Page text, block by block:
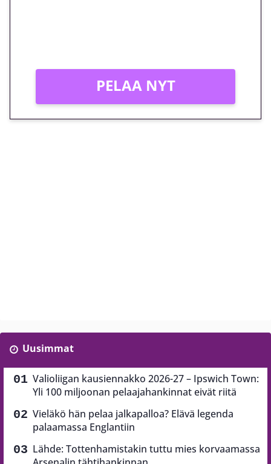
PELAA NYT
Uusimmat
Valioliigan kausiennakko 2026-27 – Ipswich Town:
Yli 100 miljoonan pelaajahankinnat eivät riitä
Vieläkö hän pelaa jalkapalloa? Elävä legenda
palaamassa Englantiin
Lähde: Tottenhamistakin tuttu mies korvaamassa